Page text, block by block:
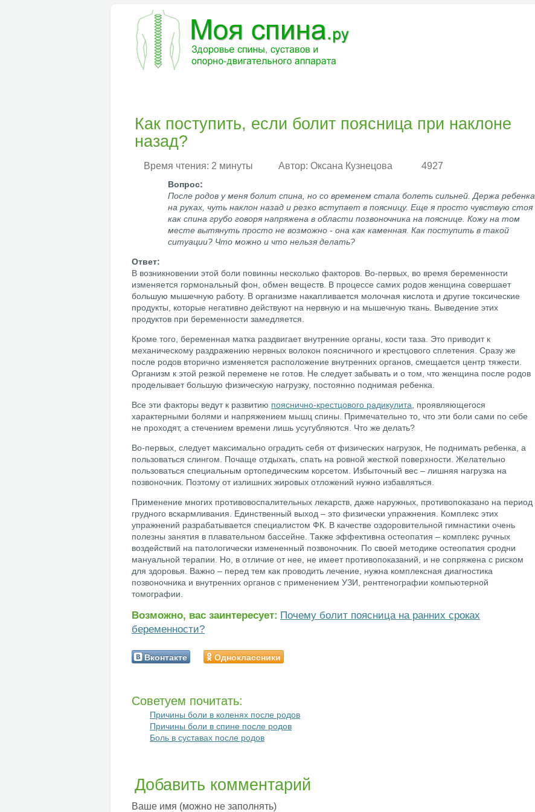
Как поступить, если болит поясница при наклоне
назад?
Время чтения: 2 минуты Автор: Оксана Кузнецова 4927
После родов у меня болит спина, но со временем стала болеть сильней. Держа ребенка
на руках, чуть наклон назад и резко вступает в поясницу. Еще я просто чувствую стоя
как спина грубо говоря напряжена в области позвоночника на пояснице. Кожу на том
месте вытянуть просто не возможно - она как каменная. Как поступить в такой
ситуации? Что можно и что нельзя делать?
В возникновении этой боли повинны несколько факторов. Во-первых, во время беременности
изменяется гормональный фон, обмен веществ. В процессе самих родов женщина совершает
большую мышечную работу. В организме накапливается молочная кислота и другие токсические
продукты, которые негативно действуют на нервную и на мышечную ткань. Выведение этих
продуктов при беременности замедляется.
Кроме того, беременная матка раздвигает внутренние органы, кости таза. Это приводит к
механическому раздражению нервных волокон поясничного и крестцового сплетения. Сразу же
после родов вторично изменяется расположение внутренних органов, смещается центр тяжести.
Организм к этой резкой перемене не готов. Не следует забывать и о том, что женщина после родов
проделывает большую физическую нагрузку, постоянно поднимая ребенка.
Все эти факторы ведут к развитию пояснично-крестцового радикулита , проявляющегося
характерными болями и напряжением мышц спины. Примечательно то, что эти боли сами по себе
не проходят, а стечением времени лишь усугубляются. Что же делать?
Во-первых, следует максимально оградить себя от физических нагрузок, Не поднимать ребенка, а
пользоваться слингом. Почаще отдыхать, спать на ровной жесткой поверхности. Желательно
пользоваться специальным ортопедическим корсетом. Избыточный вес – лишняя нагрузка на
позвоночник. Поэтому от излишних жировых отложений нужно избавляться.
Применение многих противовоспалительных лекарств, даже наружных, противопоказано на период
грудного вскармливания. Единственный выход – это физически упражнения. Комплекс этих
упражнений разрабатывается специалистом ФК. В качестве оздоровительной гимнастики очень
полезны занятия в плавательном бассейне. Также эффективна остеопатия – комплекс ручных
воздействий на патологически измененный позвоночник. По своей методике остеопатия сродни
мануальной терапии. Но, в отличие от нее, не имеет противопоказаний, и не сопряжена с риском
для здоровья. Важно – перед тем как проводить лечение, нужна комплексная диагностика
позвоночника и внутренних органов с применением УЗИ, рентгенографии компьютерной
томографии.
Возможно, вас заинтересует: Почему болит поясница на ранних сроках
беременности?
Вконтакте Одноклассники
Советуем почитать:
Причины боли в коленях после родов
Причины боли в спине после родов
Боль в суставах после родов
Добавить комментарий
Ваше имя (можно не заполнять)